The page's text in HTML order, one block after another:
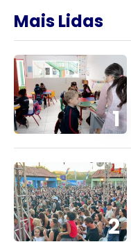
Mais Lidas
1
2